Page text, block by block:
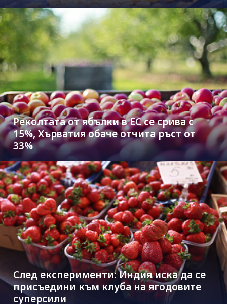
Реколтата от ябълки в ЕС се срива с
15%, Хърватия обаче отчита ръст от
33%
След експерименти: Индия иска да се
присъедини към клубa на ягодовите
суперсили